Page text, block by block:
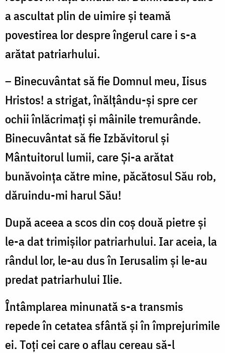
a ascultat plin de uimire şi teamă
povestirea lor despre îngerul care i s-a
arătat patriarhului.
– Binecuvântat să fie Domnul meu, Iisus
Hristos! a strigat, înălţându-şi spre cer
ochii înlăcrimaţi şi mâinile tremurânde.
Binecuvântat să fie Izbăvitorul şi
Mântuitorul lumii, care Şi-a arătat
bunăvoinţa către mine, păcătosul Său rob,
dăruindu-mi harul Său!
După aceea a scos din coş două pietre şi
le-a dat trimişilor patriarhului. Iar aceia, la
rândul lor, le-au dus în Ierusalim şi le-au
predat patriarhului Ilie.
Întâmplarea minunată s-a transmis
repede în cetatea sfântă şi în împrejurimile
ei. Toţi cei care o aflau cereau să-l